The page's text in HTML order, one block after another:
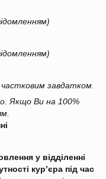
завдатком.
Якщо Ви на 100%
у відділенні
кур’єра під час